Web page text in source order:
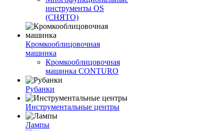
инструменты OS
(СНЯТО)
Кромкооблицовочная
машинка
Кромкооблицовочная
машинка CONTURO
Рубанки
Инструментальные центры
Лампы